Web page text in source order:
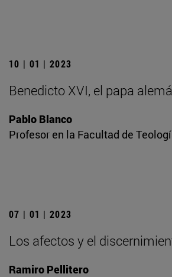
10 | 01 | 2023
Benedicto XVI, el papa
Pablo Blanco
Profesor en la Facultad de
07 | 01 | 2023
Los afectos y el
Ramiro Pellitero